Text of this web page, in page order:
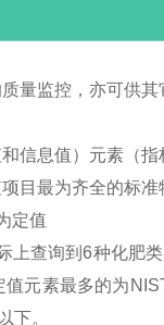
量监控，亦可供其
信息值）元素（指
目最为齐全的标准
定值
上查询到6种化肥
元素最多的为
下。